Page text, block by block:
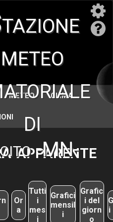
meteo
di
-MN-
METEO CLIMA
apparente
Or
a
Tutti
i
mes
i
Grafici
mensil
i
Grafic
i del
giorn
o
i